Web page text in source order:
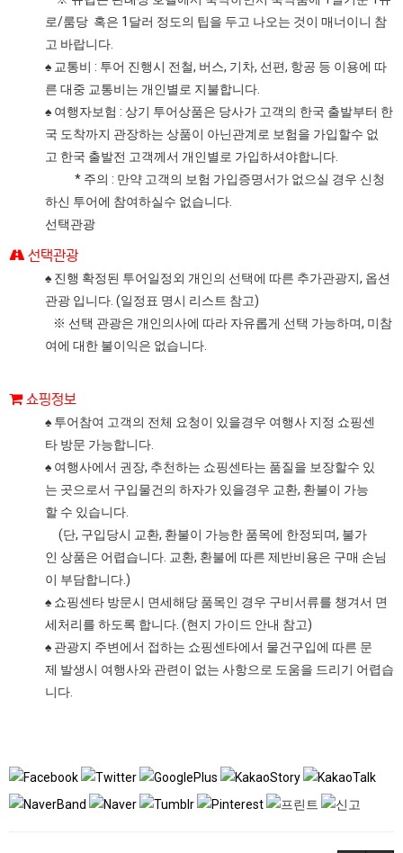
로/룸당 혹은 1달러 정도의 팁을 두고 나오는 것이 매너이니 참
고 바랍니다.
♠ 교통비 : 투어 진행시 전철, 버스, 기차, 선편, 항공 등 이용에 따
른 대중 교통비는 개인별로 지불합니다.
♠ 여행자보험 : 상기 투어상품은 당사가 고객의 한국 출발부터 한
국 도착까지 관장하는 상품이 아닌관계로 보험을 가입할수 없
고 한국 출발전 고객께서 개인별로 가입하셔야합니다.
* 주의 : 만약 고객의 보험 가입증명서가 없으실 경우 신청
하신 투어에 참여하실수 없습니다.
선택관광
선택관광
♠ 진행 확정된 투어일정외 개인의 선택에 따른 추가관광지, 옵션
관광 입니다. (일정표 명시 리스트 참고)
※ 선택 관광은 개인의사에 따라 자유롭게 선택 가능하며, 미참
여에 대한 불이익은 없습니다.
쇼핑정보
♠ 투어참여 고객의 전체 요청이 있을경우 여행사 지정 쇼핑센
타 방문 가능합니다.
♠ 여행사에서 권장, 추천하는 쇼핑센타는 품질을 보장할수 있
는 곳으로서 구입물건의 하자가 있을경우 교환, 환불이 가능
할 수 있습니다.
(단, 구입당시 교환, 환불이 가능한 품목에 한정되며, 불가
인 상품은 어렵습니다. 교환, 환불에 따른 제반비용은 구매 손님
이 부담합니다.)
♠ 쇼핑센타 방문시 면세해당 품목인 경우 구비서류를 챙겨서 면
세처리를 하도록 합니다. (현지 가이드 안내 참고)
♠ 관광지 주변에서 접하는 쇼핑센타에서 물건구입에 따른 문
제 발생시 여행사와 관련이 없는 사항으로 도움을 드리기 어렵습
니다.